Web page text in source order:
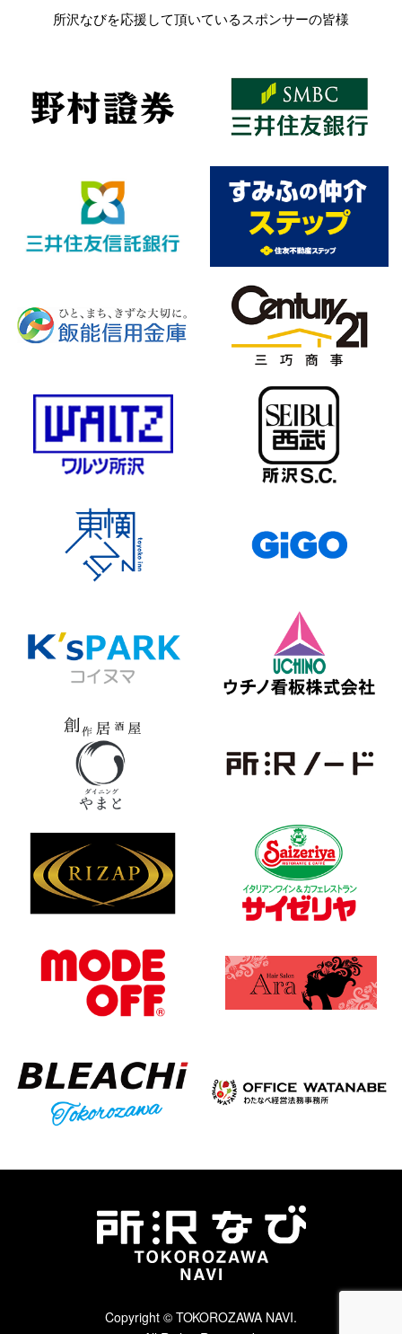
所沢なびを応援して頂いているスポンサーの皆様
Copyright © TOKOROZAWA NAVI.